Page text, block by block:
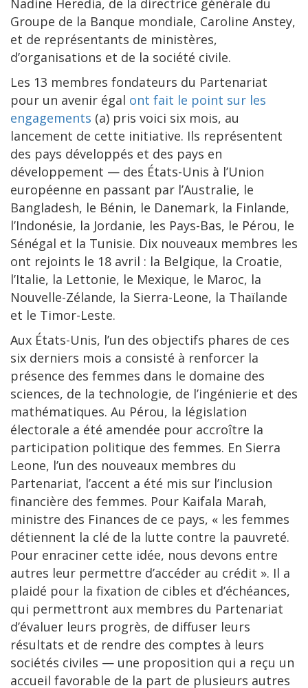
Nadine Heredia, de la directrice générale du
Groupe de la Banque mondiale, Caroline Anstey,
et de représentants de ministères,
d’organisations et de la société civile.
Les 13 membres fondateurs du Partenariat
pour un avenir égal ont fait le point sur les
engagements (a) pris voici six mois, au
lancement de cette initiative. Ils représentent
des pays développés et des pays en
développement — des États-Unis à l’Union
européenne en passant par l’Australie, le
Bangladesh, le Bénin, le Danemark, la Finlande,
l’Indonésie, la Jordanie, les Pays-Bas, le Pérou, le
Sénégal et la Tunisie. Dix nouveaux membres les
ont rejoints le 18 avril : la Belgique, la Croatie,
l’Italie, la Lettonie, le Mexique, le Maroc, la
Nouvelle-Zélande, la Sierra-Leone, la Thaïlande
et le Timor-Leste.
Aux États-Unis, l’un des objectifs phares de ces
six derniers mois a consisté à renforcer la
présence des femmes dans le domaine des
sciences, de la technologie, de l’ingénierie et des
mathématiques. Au Pérou, la législation
électorale a été amendée pour accroître la
participation politique des femmes. En Sierra
Leone, l’un des nouveaux membres du
Partenariat, l’accent a été mis sur l’inclusion
financière des femmes. Pour Kaifala Marah,
ministre des Finances de ce pays, « les femmes
détiennent la clé de la lutte contre la pauvreté.
Pour enraciner cette idée, nous devons entre
autres leur permettre d’accéder au crédit ». Il a
plaidé pour la fixation de cibles et d’échéances,
qui permettront aux membres du Partenariat
d’évaluer leurs progrès, de diffuser leurs
résultats et de rendre des comptes à leurs
sociétés civiles — une proposition qui a reçu un
accueil favorable de la part de plusieurs autres